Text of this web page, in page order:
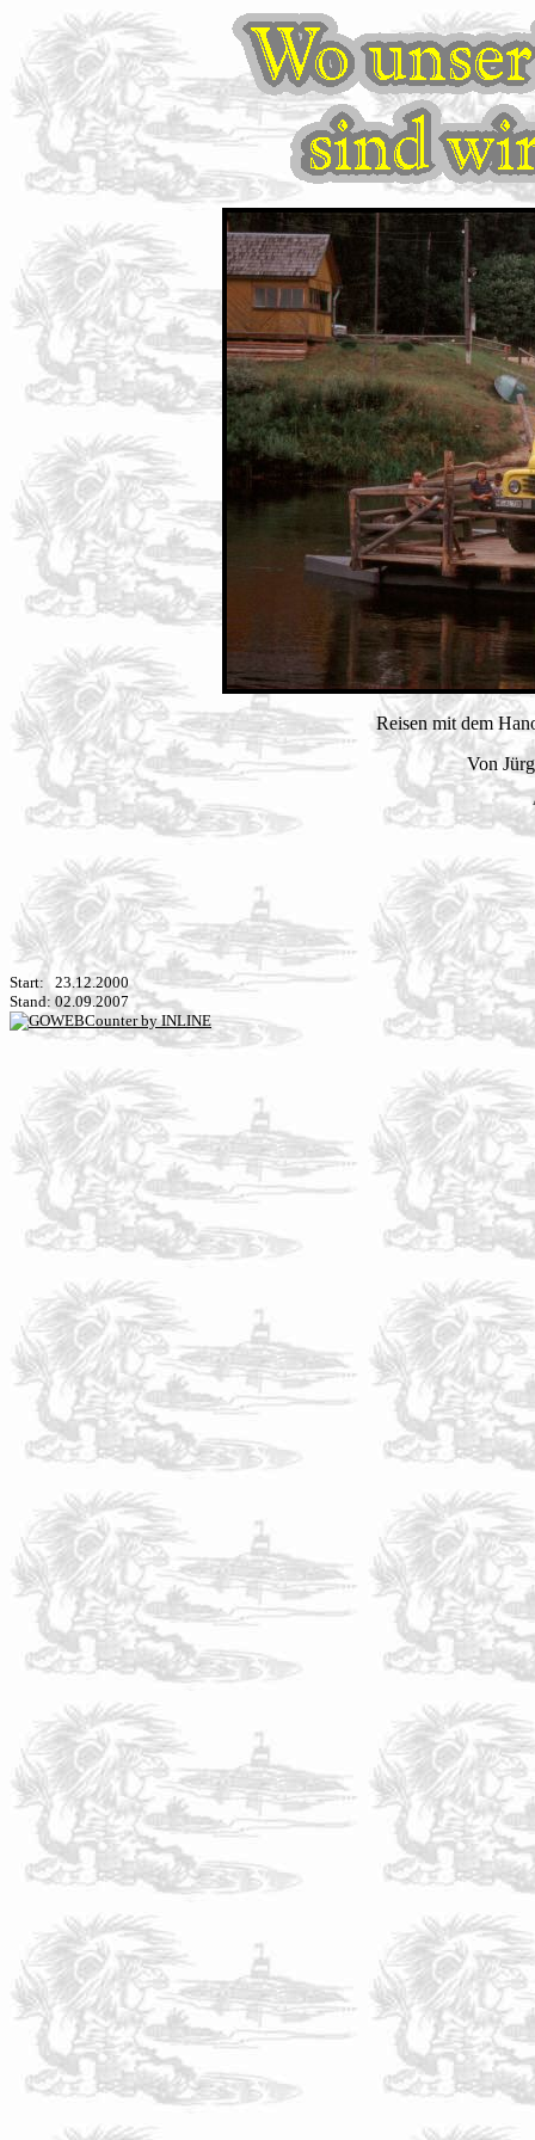
Reisen mit dem
Von
Start: 23.12.2000
Stand: 02.09.2007